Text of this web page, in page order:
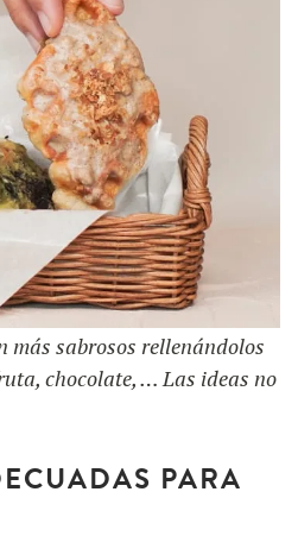
más sabrosos rellenándolos
chocolate, … Las ideas no
PARA